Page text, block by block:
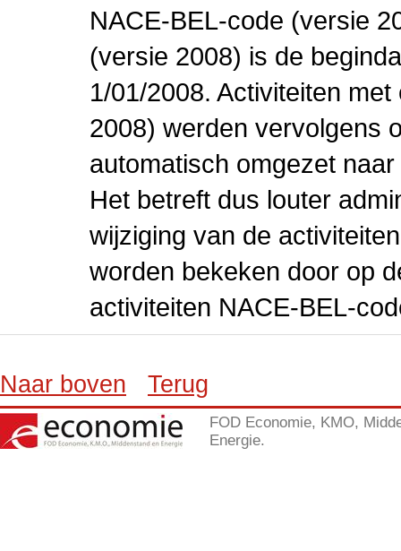
NACE-BEL-code (versie
(versie 2008) is de
1/01/2008. Activiteiten
2008) werden vervolgens
automatisch omgezet
Het betreft dus louter
wijziging van de
worden bekeken door op
activiteiten NACE-BEL-
Naar boven Terug
FOD Economie, KMO,
Energie.